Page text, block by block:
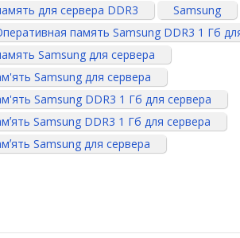
для сервера DDR3 Samsung
память Samsung DDR3 1 Гб
Samsung для сервера
Samsung для сервера
Samsung DDR3 1 Гб для сервера
Samsung DDR3 1 Гб для сервера
Samsung для сервера